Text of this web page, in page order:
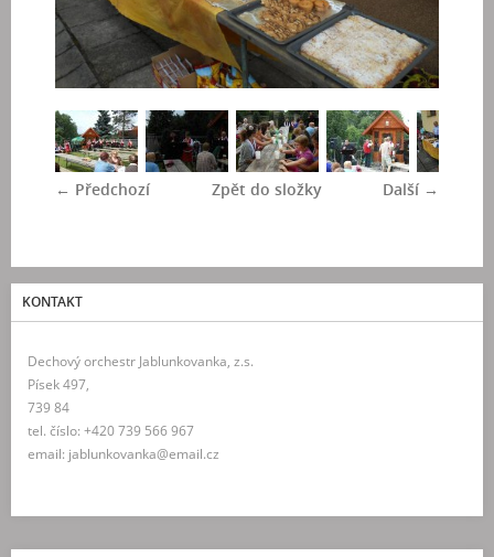
← Předchozí Další →
Zpět do složky
KONTAKT
Dechový orchestr Jablunkovanka, z.s.
Písek 497,
739 84
tel. číslo: +420 739 566 967
email: jablunkovanka@email.cz